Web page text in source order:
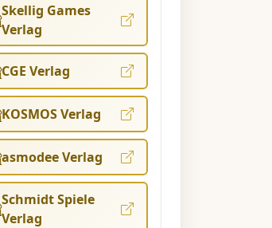
Skellig Games
Verlag
CGE Verlag
KOSMOS Verlag
asmodee Verlag
Schmidt Spiele
Verlag